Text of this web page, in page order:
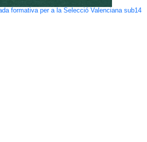
formativa per a la Selecció Valenciana sub14